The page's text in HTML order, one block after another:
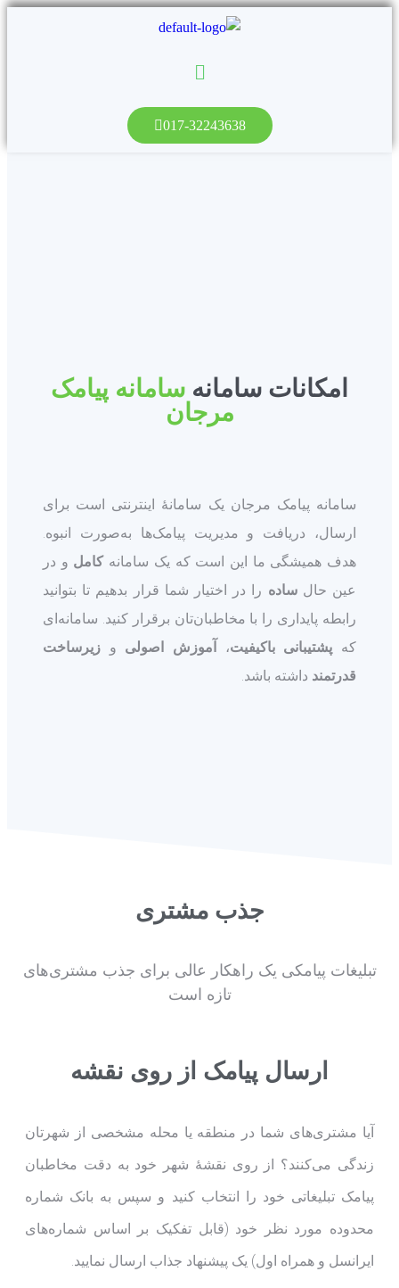
017-32243638
امکانات سامانهسامانه پیامک
مرجان
سامانه پیامک مرجان یک سامانۀ اینترنتی است برای
ارسال، دریافت و مدیریت پیامک‌ها به‌صورت انبوه.
هدف همیشگی ما این است که یک سامانهکاملو در
عین حال سادهرا در اختیار شما قرار بدهیم تا بتوانید
رابطه پایداری را با مخاطبان‌تان برقرار کنید. سامانه‌ای
کهپشتیبانی باکیفیت،آموزش اصولیوزیرساخت
قدرتمندداشته باشد.
جذب مشتری
تبلیغات پیامکی یک راهکار عالی برای جذب مشتری‌های
تازه است
ارسال پیامک از روی نقشه
آیا مشتری‌های شما در منطقه یا محله مشخصی از شهرتان
زندگی می‌کنند؟ از روی نقشۀ شهر خود به دقت مخاطبان
پیامک تبلیغاتی خود را انتخاب کنید و سپس به بانک شماره
محدوده مورد نظر خود (قابل تفکیک بر اساس شماره‌های
ایرانسل و همراه اول) یک پیشنهاد جذاب ارسال نمایید.